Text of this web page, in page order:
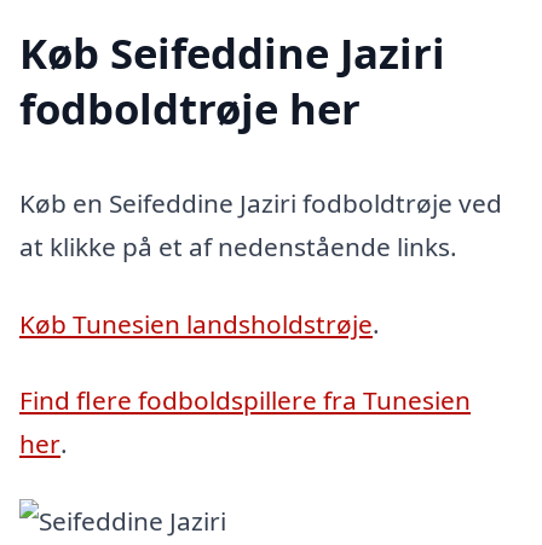
Køb Seifeddine Jaziri
fodboldtrøje her
Køb en Seifeddine Jaziri fodboldtrøje ved
at klikke på et af nedenstående links.
Køb Tunesien landsholdstrøje.
Find flere fodboldspillere fra Tunesien
her.